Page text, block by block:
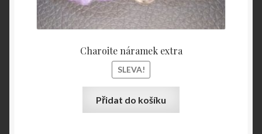
Charoite náramek extra
SLEVA!
Přidat do košíku